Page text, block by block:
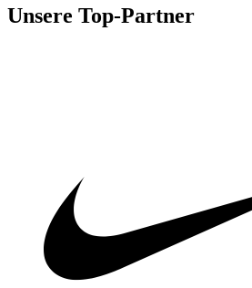
Unsere Top-Partner